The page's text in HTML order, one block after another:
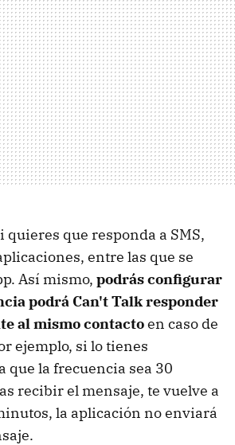
quieres que responda a SMS,
entre las que se
Así mismo, podrás configurar
podrá Can't Talk responder
al mismo contactoen caso de
ejemplo, si lo tienes
que la frecuencia sea 30
recibir el mensaje, te vuelve a
la aplicación no enviará